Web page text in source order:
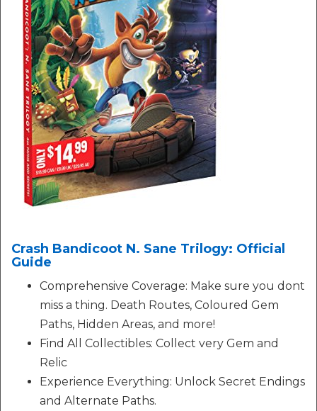
Crash Bandicoot N. Sane Trilogy: Official
Guide
Comprehensive Coverage: Make sure you dont
miss a thing. Death Routes, Coloured Gem
Paths, Hidden Areas, and more!
Find All Collectibles: Collect very Gem and
Relic
Experience Everything: Unlock Secret Endings
and Alternate Paths.